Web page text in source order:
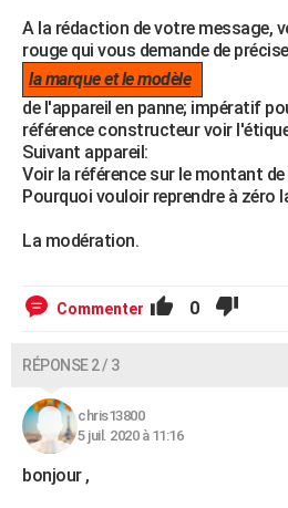
FORUM
Bricolage
Lifestyle
Culture
Sport
Auto
Television
Voyage
Cinema
A la rédaction de votre message,
rouge qui vous demande de
la marque et le modèle
de l'appareil en panne; impératif
référence constructeur voir
Suivant appareil:
Voir la référence sur le montant
Pourquoi vouloir reprendre à zéro
La modération.
Commenter 0
RÉPONSE 2 / 3
chris13800
5 juil. 2020 à 11:16
bonjour ,